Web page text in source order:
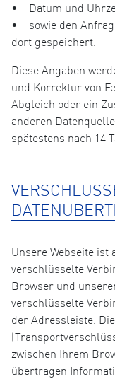
• Datum und
• sowie den
dort gespeichert.
Diese Angaben
und Korrektur von
Abgleich oder ein
anderen
spätestens nach 14
Unsere Webseite
verschlüsselte
Browser und
verschlüsselte
der Adressleiste.
zwischen Ihrem
übertragen